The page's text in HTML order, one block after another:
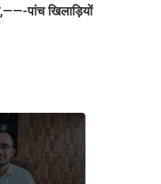
पांच खिलाड़ियों